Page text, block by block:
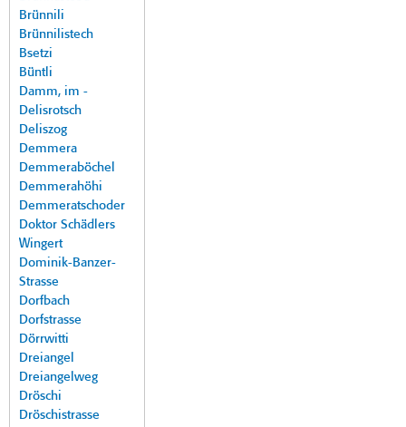
Brünnili
Brünnilistech
Bsetzi
Büntli
Damm, im -
Delisrotsch
Deliszog
Demmera
Demmeraböchel
Demmerahöhi
Demmeratschoder
Doktor Schädlers
Wingert
Dominik-Banzer-
Strasse
Dorfbach
Dorfstrasse
Dörrwitti
Dreiangel
Dreiangelweg
Dröschi
Dröschistrasse